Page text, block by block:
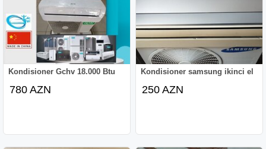
Kondisioner Gchv 18.000 Btu
780 AZN
Kondisioner samsung ikinci el
250 AZN